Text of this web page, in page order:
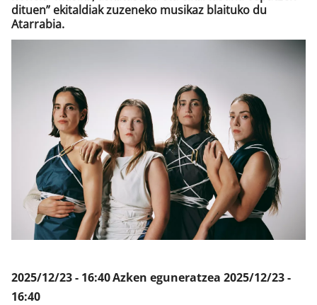
dituen” ekitaldiak zuzeneko musikaz blaituko du
Atarrabia.
2025/12/23 - 16:40Azken eguneratzea 2025/12/23 -
16:40